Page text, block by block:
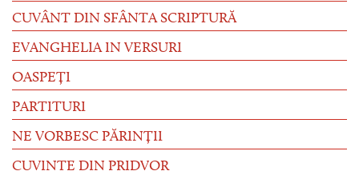
CUVÂNT DIN SFÂNTA SCRIPTURĂ
EVANGHELIA IN VERSURI
OASPEȚI
PARTITURI
NE VORBESC PĂRINȚII
CUVINTE DIN PRIDVOR